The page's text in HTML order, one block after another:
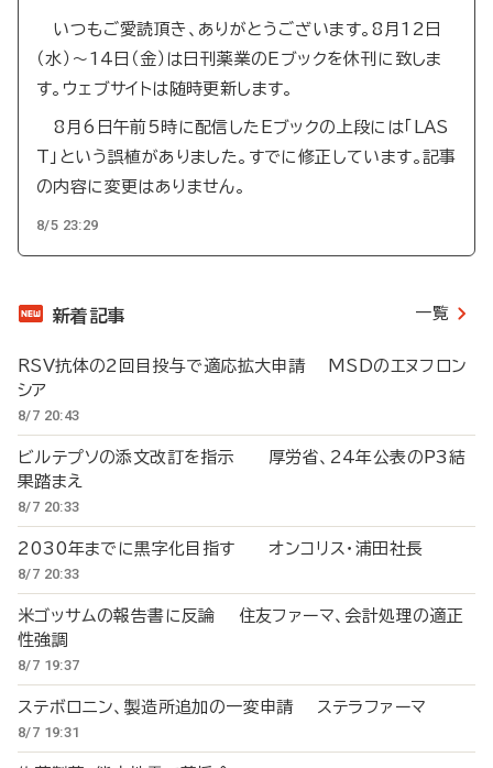
いつもご愛読頂き、ありがとうございます。8月12日
（水）～14日（金）は日刊薬業のEブックを休刊に致しま
す。ウェブサイトは随時更新します。
8月6日午前5時に配信したEブックの上段には「LAS
T」という誤植がありました。すでに修正しています。記事
の内容に変更はありません。
8/5 23:29
新着記事 一覧
RSV抗体の2回目投与で適応拡大申請 MSDのエヌフロン
シア
8/7 20:43
ビルテプソの添文改訂を指示 厚労省、24年公表のP3結
果踏まえ
8/7 20:33
2030年までに黒字化目指す オンコリス・浦田社長
8/7 20:33
米ゴッサムの報告書に反論 住友ファーマ、会計処理の適正
性強調
8/7 19:37
ステボロニン、製造所追加の一変申請 ステラファーマ
8/7 19:31